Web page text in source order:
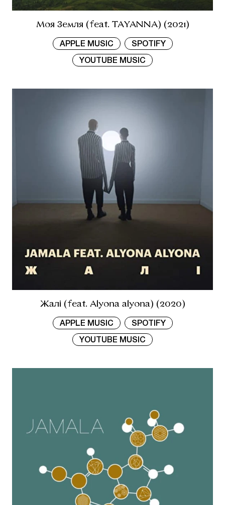
Моя Земля (feat. TAYANNA) (2021)
APPLE MUSIC SPOTIFY
YOUTUBE MUSIC
Жалі (feat. Alyona alyona) (2020)
APPLE MUSIC SPOTIFY
YOUTUBE MUSIC